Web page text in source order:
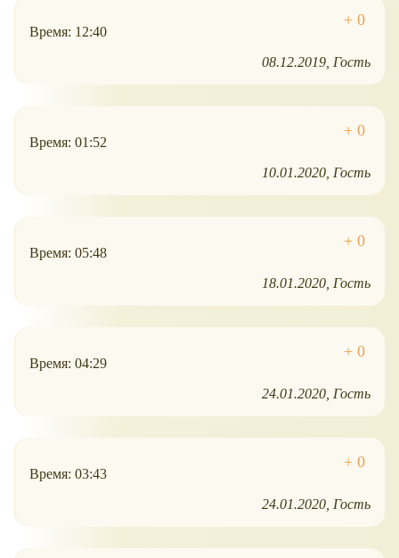
Время: 12:40
08.12.2019 Гость
Время: 01:52
10.01.2020 Гость
Время: 05:48
18.01.2020 Гость
Время: 04:29
24.01.2020 Гость
Время: 03:43
24.01.2020 Гость